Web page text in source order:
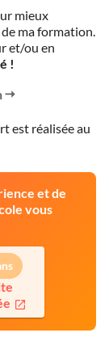
mieux
ma formation.
et/ou en
!
est réaliséeau
et de
vous